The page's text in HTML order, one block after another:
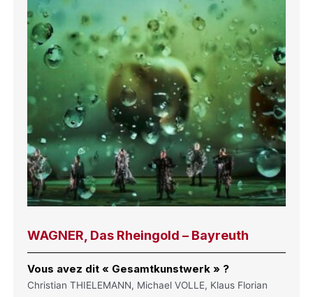
WAGNER, Das Rheingold – Bayreuth
Vous avez dit « Gesamtkunstwerk » ?
Christian THIELEMANN, Michael VOLLE, Klaus Florian